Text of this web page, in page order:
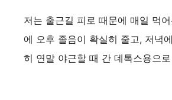
저는 출근길 피로 때문에 매일 먹
에 오후 졸음이 확실히 줄고, 저녁
히 연말 야근할 때 간 데톡스용으